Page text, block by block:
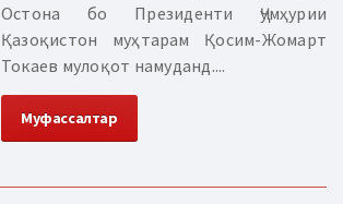
Остона бо Президенти Ҷумҳурии
Қазоқистон муҳтарам Қосим-Жомарт
Токаев мулоқот намуданд....
Муфассалтар